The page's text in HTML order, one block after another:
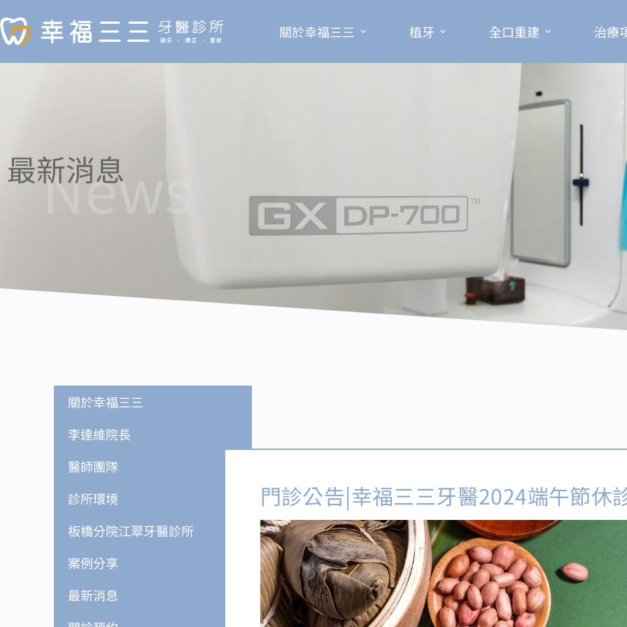
關於幸福三三 植牙 全口重建 治療
最新消息
News
關於幸福三三
李達維院長
醫師團隊
診所環境
板橋分院江翠牙醫診所
案例分享
最新消息
門診公告|幸福三三牙醫2024端午節休